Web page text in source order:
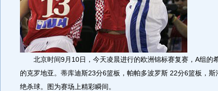
北京时间9月10日，今天凌晨进行的欧洲锦标赛复赛，A组的
的克罗地亚。蒂库迪斯23分6篮板，帕帕多波罗斯 22分6篮板，
绝杀球。图为赛场上精彩瞬间。